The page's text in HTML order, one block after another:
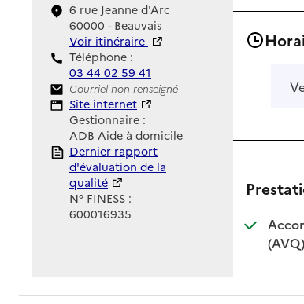
6 rue Jeanne d'Arc
60000 - Beauvais
Voir itinéraire
Téléphone :
03 44 02 59 41
Contact
Courriel non renseigné
Site Internet
Site internet
Gestionnaire :
ADB Aide à domicile
Rapport HAS
Dernier rapport
d'évaluation de la
qualité
N° FINESS :
600016935
(AVQ)
:
: